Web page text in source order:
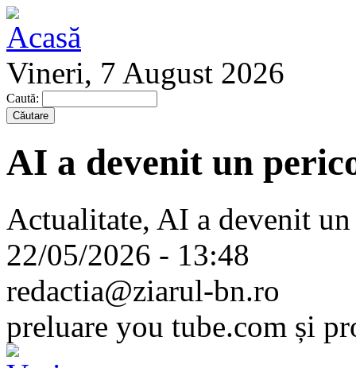
Vineri, 7 August 2026
Caută:
AI a devenit un
Actualitate, AI a devenit
22/05/2026 - 13:48
redactia@ziarul-bn.ro
preluare you tube.com și